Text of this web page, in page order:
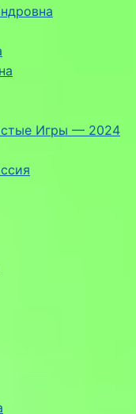
Игры — 2024